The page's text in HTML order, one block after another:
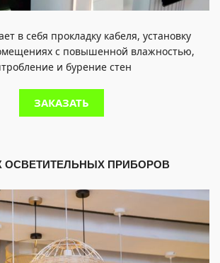
в себя прокладку кабеля, установку
с повышенной влажностью,
и бурение стен
ЗАКАЗАТЬ
ОСВЕТИТЕЛЬНЫХ ПРИБОРОВ